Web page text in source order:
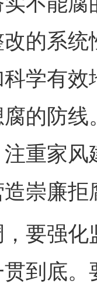
的系
学有
的防
重家
崇廉
强化
到底。